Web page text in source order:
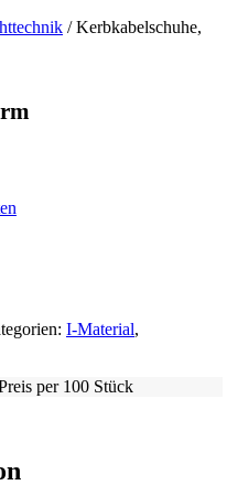
/ Kerbkabelschuhe,
I-Material,
per 100 Stück